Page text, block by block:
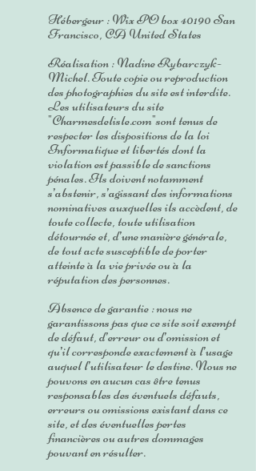
Hébergeur : Wix PO box 40190 San
Francisco, CA United States
Réalisation : Nadine Rybarczyk-
Michel. Toute copie ou reproduction
des photographies du site est interdite.
Les utilisateurs du site
"Charmesdelisle.com"sont tenus de
respecter les dispositions de la loi
Informatique et libertés dont la
violation est passible de sanctions
pénales. Ils doivent notamment
s’abstenir, s’agissant des informations
nominatives auxquelles ils accèdent, de
toute collecte, toute utilisation
détournée et, d’une manière générale,
de tout acte susceptible de porter
atteinte à la vie privée ou à la
réputation des personnes.
Absence de garantie : nous ne
garantissons pas que ce site soit exempt
de défaut, d’erreur ou d’omission et
qu’il corresponde exactement à l’usage
auquel l’utilisateur le destine. Nous ne
pouvons en aucun cas être tenus
responsables des éventuels défauts,
erreurs ou omissions existant dans ce
site, et des éventuelles pertes
financières ou autres dommages
pouvant en résulter.